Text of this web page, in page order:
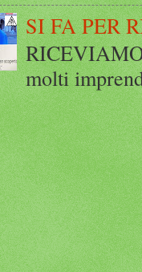
SI FA PER
molti